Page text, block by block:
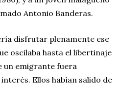
Antonio Banderas.
disfrutar plenamente ese
oscilaba hasta el libertinaje
un emigrante fuera
Ellos habían salido de